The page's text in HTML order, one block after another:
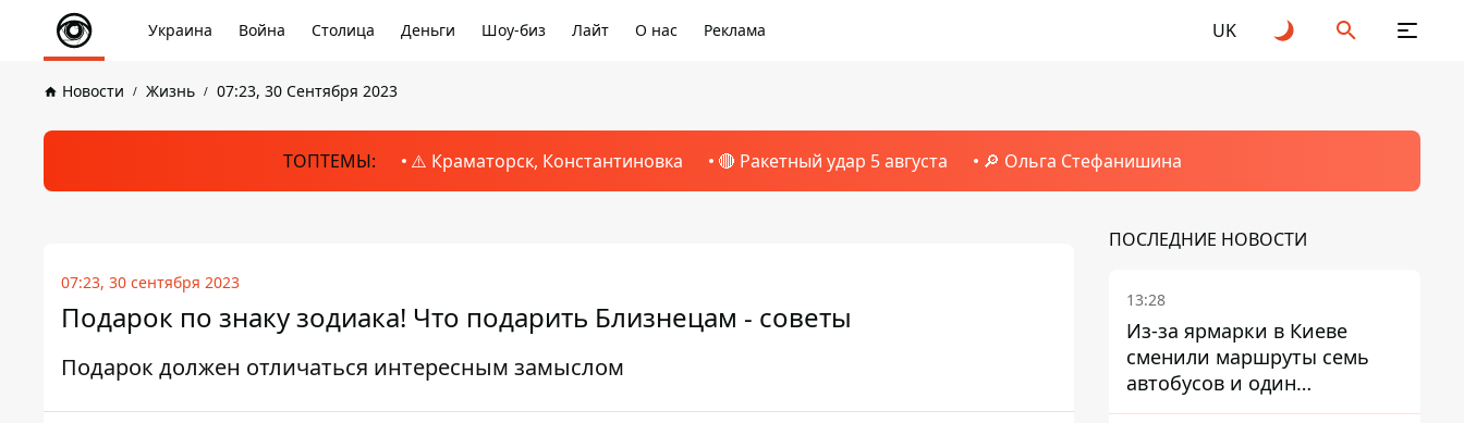
Украина Война Столица Деньги Шоу-биз Лайт О нас Реклама UK
Новости Жизнь 07:23, 30 Сентября 2023
ТОПТЕМЫ: ⚠️ Краматорск, Константиновка 🔴 Ракетный удар 5 августа 🔎 Ольга Стефанишина
07:23, 30 сентября 2023
Подарок по знаку зодиака! Что подарить Близнецам - советы
Подарок должен отличаться интересным замыслом
ПОСЛЕДНИЕ НОВОСТИ
13:28
Из-за ярмарки в Киеве
сменили маршруты семь
автобусов и один
троллейбус